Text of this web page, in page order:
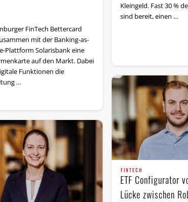
Kleingeld. Fast 30 %
sind bereit, einen …
FinTech Bettercard
mit der Banking-as-
Plattform Solarisbank eine
auf den Markt. Dabei
Funktionen die
…
FINTECH
ETF Configurator
Lücke zwischen